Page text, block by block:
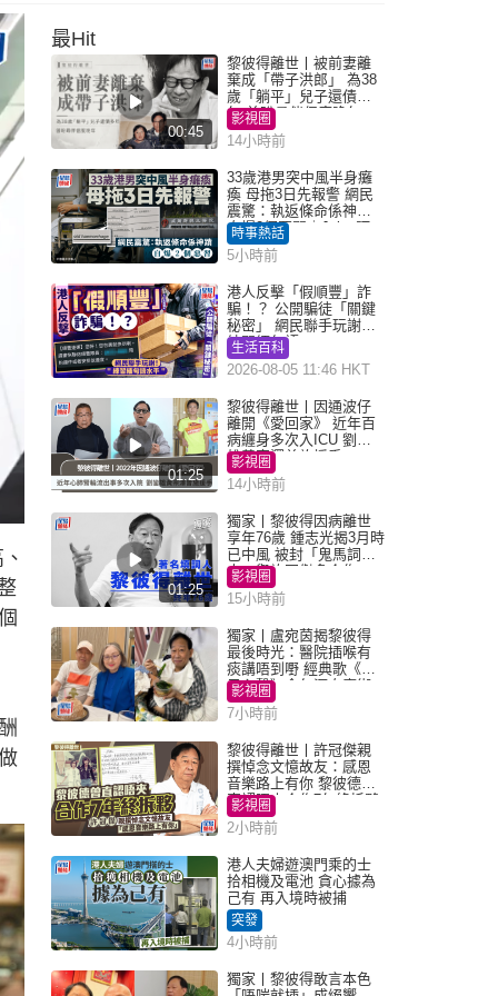
最Hit
00:45
黎彼得離世丨被前妻離
棄成「帶子洪郎」 為38
歲「躺平」兒子還債多
年 曾盼尋伴侶度晚年
影視圈
14小時前
33歲港男突中風半身癱
瘓 母拖3日先報警 網民
震驚：執返條命係神蹟
自爆2個惡習｜Juicy叮
時事熱話
5小時前
港人反擊「假順豐」詐
騙！？ 公開騙徒「關鍵
秘密」 網民聯手玩謝：
練習緬甸語
生活百科
2026-08-05 11:46 HKT
01:25
黎彼得離世丨因通波仔
離開《愛回家》 近年百
病纏身多次入ICU 劉鑾
雄黃宗澤曾施援手
影視圈
14小時前
01:25
獨家丨黎彼得因病離世
享年76歲 鍾志光揭3月時
已中風 被封「鬼馬詞
人」與許冠傑多合作
影視圈
15小時前
獨家丨盧宛茵揭黎彼得
最後時光：醫院插喉有
痰講唔到嘢 經典歌《浪
子心聲》金句源自廟街
睇相佬
影視圈
7小時前
黎彼得離世丨許冠傑親
撰悼念文憶故友：感恩
音樂路上有你 黎彼德曾
直認唔夾合作7年終拆夥
影視圈
2小時前
港人夫婦遊澳門乘的士
拾相機及電池 貪心據為
己有 再入境時被捕
突發
4小時前
獨家丨黎彼得敢言本色